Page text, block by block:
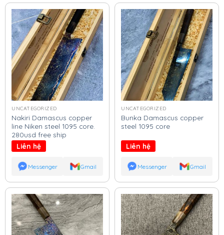
UNCATEGORIZED
Nakiri Damascus copper
line Niken steel 1095 core.
280usd free ship
Liên hệ
Messenger Gmail
UNCATEGORIZED
Bunka Damascus copper
steel 1095 core
Liên hệ
Messenger Gmail